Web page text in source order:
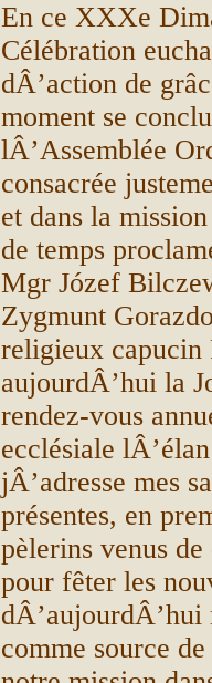
En ce XXXe
Célébration
dÂ’action de
moment se
lÂ’Assemblée
consacrée
et dans la
de temps
Mgr Józef
Zygmunt
religieux capucin
aujourdÂ’hui la
rendez-vous
ecclésiale
jÂ’adresse mes
présentes, en
pèlerins venus
pour fêter les
comme source